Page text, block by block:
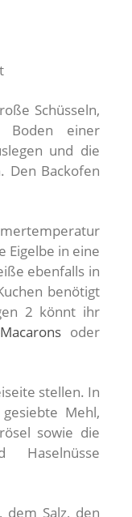
Schüsseln,
einer
und die
Den Backofen
Eigelbe in eine
ebenfalls in
benötigt
2 könnt ihr
oder
stellen. In
Mehl,
sowie die
Haselnüsse
dem Salz, den